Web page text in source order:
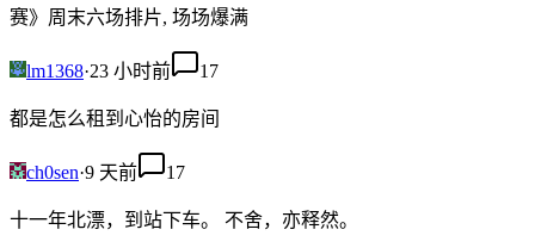
赛》周末六场排片, 场场爆满
lm1368·23 小时前 17
都是怎么租到心怡的房间
ch0sen·9 天前 17
十一年北漂，到站下车。 不舍，亦释然。